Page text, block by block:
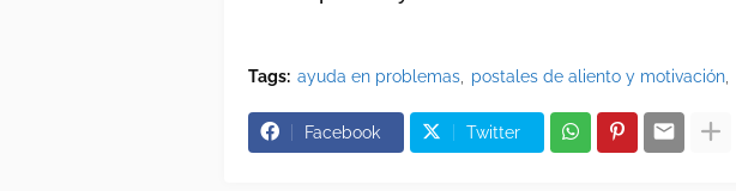
Tags: ayuda en problemas postales de aliento y motivación
Facebook Twitter